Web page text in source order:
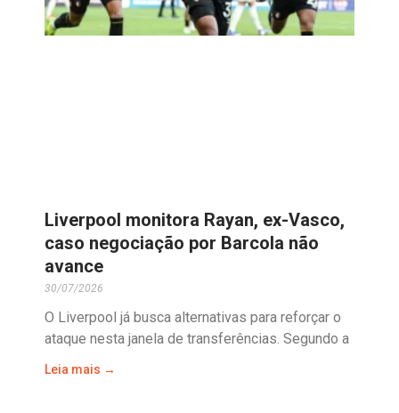
Liverpool monitora Rayan, ex-Vasco,
caso negociação por Barcola não
avance
30/07/2026
O Liverpool já busca alternativas para reforçar o
ataque nesta janela de transferências. Segundo a
Leia mais →